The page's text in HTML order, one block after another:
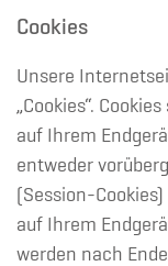
Cookies
Unsere
„Cookies“.
auf Ihrem
entweder
(Session-
auf Ihrem
werden nach